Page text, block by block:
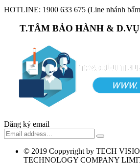
HOTLINE: 1900 633 675 (Line nhánh
T.TÂM BẢO HÀNH &
Đăng ký email
© 2019 Coppyright by TECH
TECHNOLOGY COMPANY